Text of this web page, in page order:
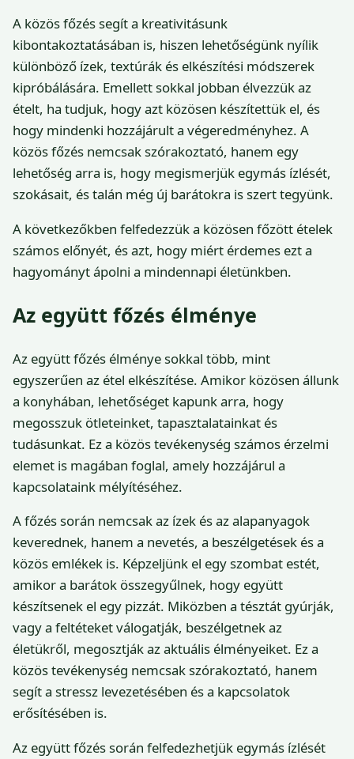
A közös főzés segít a kreativitásunk
kibontakoztatásában is, hiszen lehetőségünk nyílik
különböző ízek, textúrák és elkészítési módszerek
kipróbálására. Emellett sokkal jobban élvezzük az
ételt, ha tudjuk, hogy azt közösen készítettük el, és
hogy mindenki hozzájárult a végeredményhez. A
közös főzés nemcsak szórakoztató, hanem egy
lehetőség arra is, hogy megismerjük egymás ízlését,
szokásait, és talán még új barátokra is szert tegyünk.
A következőkben felfedezzük a közösen főzött ételek
számos előnyét, és azt, hogy miért érdemes ezt a
hagyományt ápolni a mindennapi életünkben.
Az együtt főzés élménye
Az együtt főzés élménye sokkal több, mint
egyszerűen az étel elkészítése. Amikor közösen állunk
a konyhában, lehetőséget kapunk arra, hogy
megosszuk ötleteinket, tapasztalatainkat és
tudásunkat. Ez a közös tevékenység számos érzelmi
elemet is magában foglal, amely hozzájárul a
kapcsolataink mélyítéséhez.
A főzés során nemcsak az ízek és az alapanyagok
keverednek, hanem a nevetés, a beszélgetések és a
közös emlékek is. Képzeljünk el egy szombat estét,
amikor a barátok összegyűlnek, hogy együtt
készítsenek el egy pizzát. Miközben a tésztát gyúrják,
vagy a feltéteket válogatják, beszélgetnek az
életükről, megosztják az aktuális élményeiket. Ez a
közös tevékenység nemcsak szórakoztató, hanem
segít a stressz levezetésében és a kapcsolatok
erősítésében is.
Az együtt főzés során felfedezhetjük egymás ízlését